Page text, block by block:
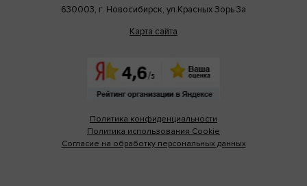
630003, г. Новосибирск, ул.Красных Зорь 3а
Карта сайта
Политика конфиденциальности
Политика использования Cookie
Согласие на обработку персональных данных